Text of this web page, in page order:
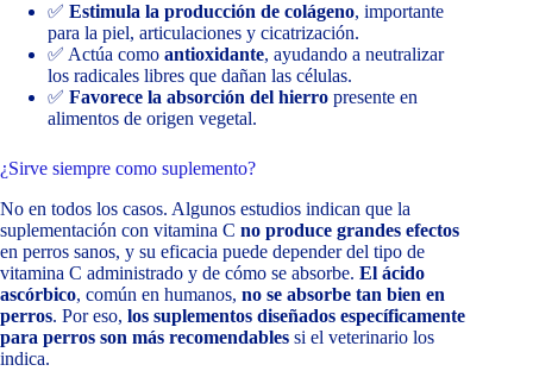
✅ Estimula la producción de colágeno, importante
para la piel, articulaciones y cicatrización.
✅ Actúa como antioxidante, ayudando a neutralizar
los radicales libres que dañan las células.
✅ Favorece la absorción del hierro presente en
alimentos de origen vegetal.
¿Sirve siempre como suplemento?
No en todos los casos. Algunos estudios indican que la
suplementación con vitamina C no produce grandes efectos
en perros sanos, y su eficacia puede depender del tipo de
vitamina C administrado y de cómo se absorbe. El ácido
ascórbico, común en humanos, no se absorbe tan bien en
perros. Por eso, los suplementos diseñados específicamente
para perros son más recomendables si el veterinario los
indica.